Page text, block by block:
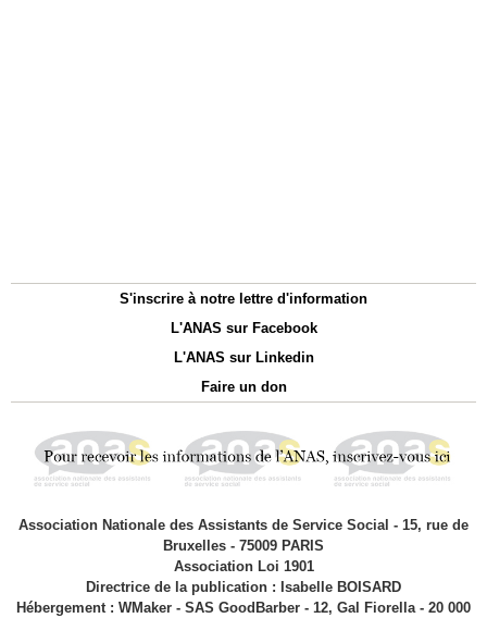
S'inscrire à notre lettre d'information
L'ANAS sur Facebook
L'ANAS sur Linkedin
Faire un don
Association Nationale des Assistants de Service Social - 15, rue de
Bruxelles - 75009 PARIS
Association Loi 1901
Directrice de la publication : Isabelle BOISARD
Hébergement : WMaker - SAS GoodBarber - 12, Gal Fiorella - 20 000